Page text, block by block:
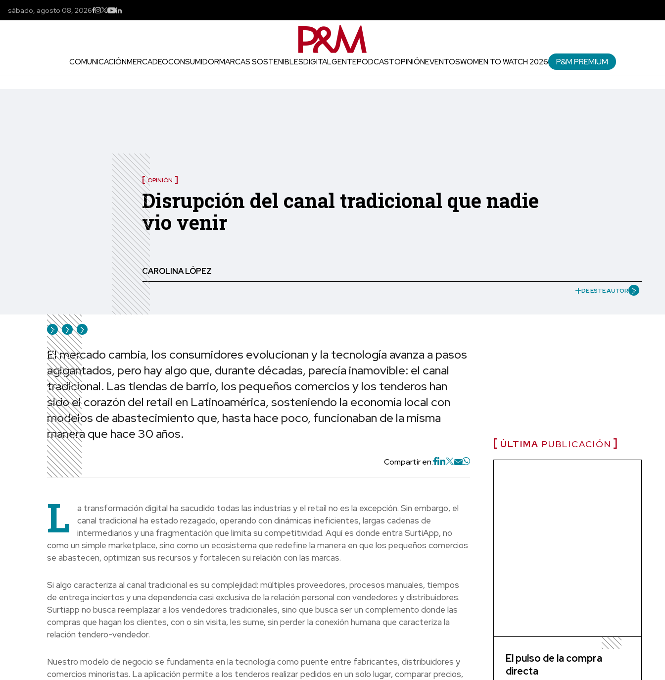
sábado, agosto 08, 2026
COMUNICACIÓNMERCADEOCONSUMIDORMARCAS SOSTENIBLESDIGITALGENTEPODCASTOPINIÓNEVENTOSWOMEN TO WATCH 2026 P&M PREMIUM
OPINIÓN
Disrupción del canal tradicional que nadie
vio venir
CAROLINA LÓPEZ
DE ESTE AUTOR
El mercado cambia, los consumidores evolucionan y la tecnología avanza a pasos
agigantados, pero hay algo que, durante décadas, parecía inamovible: el canal
tradicional. Las tiendas de barrio, los pequeños comercios y los tenderos han
sido el corazón del retail en Latinoamérica, sosteniendo la economía local con
modelos de abastecimiento que, hasta hace poco, funcionaban de la misma
manera que hace 30 años.
Compartir en:
L
a transformación digital ha sacudido todas las industrias y el retail no es la excepción. Sin embargo, el
canal tradicional ha estado rezagado, operando con dinámicas ineficientes, largas cadenas de
intermediarios y una fragmentación que limita su competitividad. Aquí es donde entra SurtiApp, no
como un simple marketplace, sino como un ecosistema que redefine la manera en que los pequeños comercios
se abastecen, optimizan sus recursos y fortalecen su relación con las marcas.
Si algo caracteriza al canal tradicional es su complejidad: múltiples proveedores, procesos manuales, tiempos
de entrega inciertos y una dependencia casi exclusiva de la relación personal con vendedores y distribuidores.
Surtiapp no busca reemplazar a los vendedores tradicionales, sino que busca ser un complemento donde las
compras que hagan los clientes, con o sin visita, les sume, sin perder la conexión humana que caracteriza la
relación tendero-vendedor.
Nuestro modelo de negocio se fundamenta en la tecnología como puente entre fabricantes, distribuidores y
comercios minoristas. La aplicación permite a los tenderos realizar pedidos en un solo lugar, comparar precios,
ÚLTIMA PUBLICACIÓN
El pulso de la compra
directa